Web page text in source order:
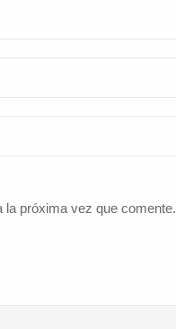
la próxima vez que comente.